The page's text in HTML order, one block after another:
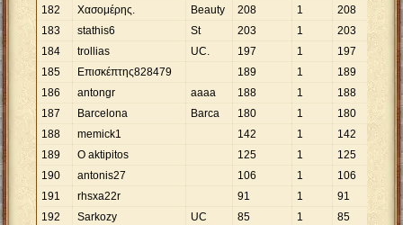
182
Χασομέρης. Beauty 208 1
208
183
stathis6 St 203 1
203
184
trollias UC. 197 1
197
185
Επισκέπτης828479 189 1
189
186
antongr aaaa 188 1
188
187
Barcelona Barca 180 1
180
188
memick1 142 1
142
189
O aktipitos 125 1
125
190
antonis27 106 1
106
191
rhsxa22r 91 1
91
192
Sarkozy UC 85 1
85